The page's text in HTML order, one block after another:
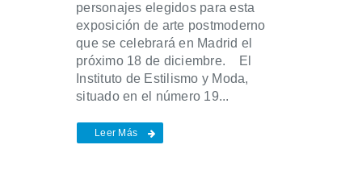
personajes elegidos para esta
exposición de arte postmoderno
que se celebrará en Madrid el
próximo 18 de diciembre. El
Instituto de Estilismo y Moda,
situado en el número 19...
Leer Más